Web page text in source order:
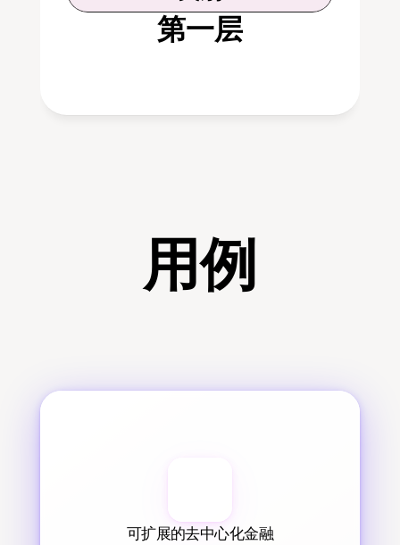
第一层
用例
可扩展的去中心化金融